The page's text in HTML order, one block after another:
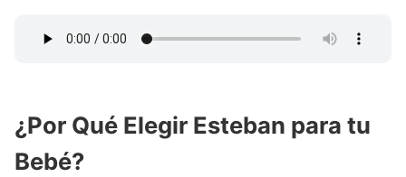
¿Por Qué Elegir Esteban para tu
Bebé?